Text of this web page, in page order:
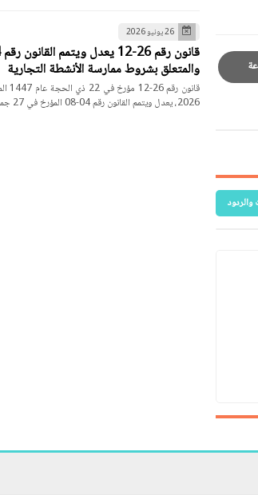
26 يونيو 2026
والمتعلق بشروط ممارسة الأنشطة التجارية
2026، يعدل ويتمم القانون رقم 04-08 المؤرخ في 27 جماد…